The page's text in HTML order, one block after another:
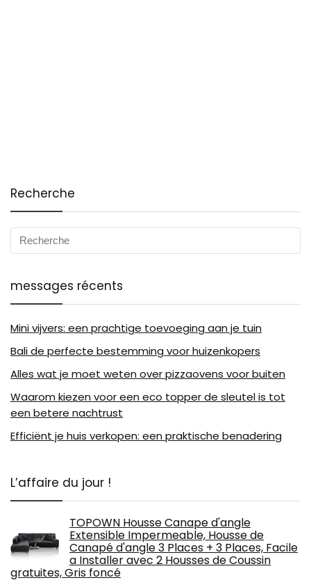
Recherche
messages récents
Mini vijvers: een prachtige toevoeging aan je tuin
Bali de perfecte bestemming voor huizenkopers
Alles wat je moet weten over pizzaovens voor buiten
Waarom kiezen voor een eco topper de sleutel is tot
een betere nachtrust
Efficiënt je huis verkopen: een praktische benadering
L’affaire du jour !
TOPOWN Housse Canape d'angle
Extensible Impermeable, Housse de
Canapé d'angle 3 Places + 3 Places, Facile
a Installer avec 2 Housses de Coussin
gratuites, Gris foncé